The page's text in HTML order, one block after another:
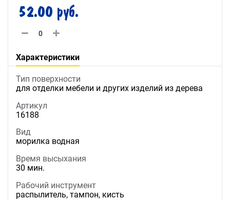
52.00 руб.
Характеристики
Тип поверхности
для отделки мебели и других изделий из дерева
Артикул
16188
Вид
морилка водная
Время высыхания
30 мин.
Рабочий инструмент
распылитель, тампон, кисть